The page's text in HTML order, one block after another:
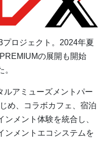
ロジェクト。2024年夏
の展開も開始
ルアミューズメントパー
め、コラボカフェ、宿泊
メント体験を統合し、
ンメントエコシステムを